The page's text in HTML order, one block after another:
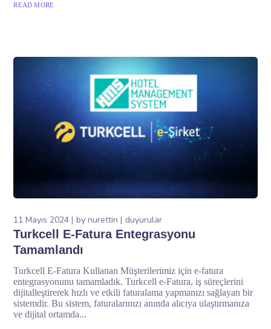
READ MORE
11 Mayıs 2024 bynurettin duyurular
Turkcell E-Fatura Entegrasyonu
Tamamlandı
Turkcell E-Fatura Kullanan Müşterilerimiz için e-fatura
entegrasyonunu tamamladık. Turkcell e-Fatura, iş süreçlerini
dijitalleştirerek hızlı ve etkili faturalama yapmanızı sağlayan bir
sistemdir. Bu sistem, faturalarınızı anında alıcıya ulaştırmanıza
ve dijital ortamda...